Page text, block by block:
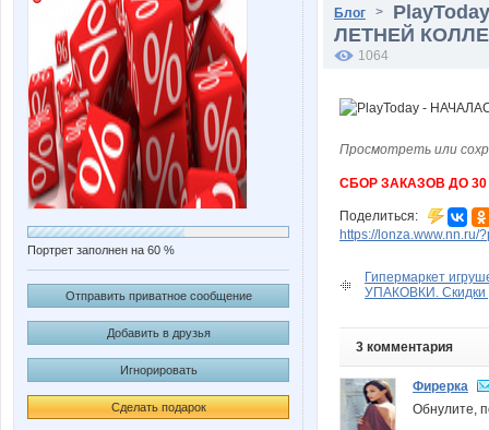
Портрет заполнен на 60 %
Отправить приватное сообщение
Добавить в друзья
Игнорировать
Сделать подарок
Блог >
ЛЕТНЕЙ
1064
Просмотреть или
СБОР ЗАКАЗОВ ДО
Поделиться:
https://lonza.www.nn.ru/
Гипермаркет
УПАКОВКИ. Скидки
3 комментария
Фирерка
Обнулите,